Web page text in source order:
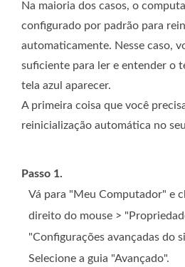
Na maioria dos casos, o
configurado por padrão para
automaticamente. Nesse caso,
suficiente para ler e entender o
tela azul aparecer.
A primeira coisa que você
reinicialização automática no
Passo 1.
Vá para "Meu Computador" e
direito do mouse >
"Configurações avançadas do
Selecione a guia "Avançado".